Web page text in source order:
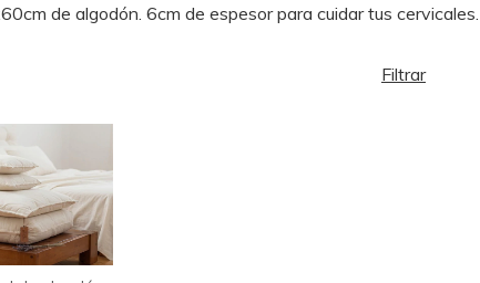
de algodón. 6cm de espesor para cuidar tus
Filtrar